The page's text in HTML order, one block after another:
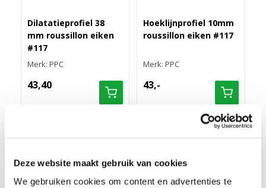
Deze website maakt gebruik van cookies
We gebruiken cookies om content en advertenties te
Dilatatieprofiel 38
mm roussillon eiken
#117
Merk: PPC
43,40
Hoeklijnprofiel 10mm
roussillon eiken #117
Merk: PPC
43,-
Deze plakplint wordt gebruikt voor de afwerking van een vloer. Je
plaatst deze op plekken waar geen hoge plint mogelijk is, zoals